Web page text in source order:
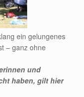
ein gelungenes
– ganz ohne
und
haben, gilt hier